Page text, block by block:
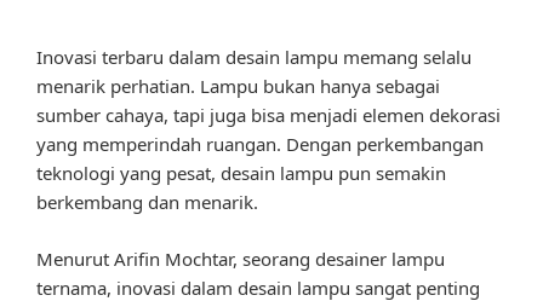
Inovasi terbaru dalam desain lampu memang selalu
menarik perhatian. Lampu bukan hanya sebagai
sumber cahaya, tapi juga bisa menjadi elemen dekorasi
yang memperindah ruangan. Dengan perkembangan
teknologi yang pesat, desain lampu pun semakin
berkembang dan menarik.
Menurut Arifin Mochtar, seorang desainer lampu
ternama, inovasi dalam desain lampu sangat penting